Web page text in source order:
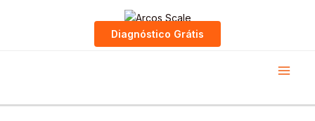
Diagnóstico Grátis